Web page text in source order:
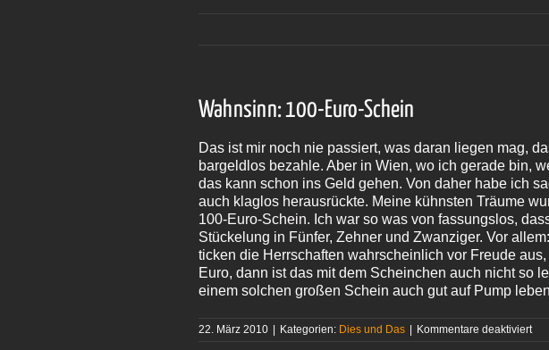
Wahnsinn: 100-Euro-Schein
Das ist mir noch nie passiert, was daran liegen mag,
bargeldlos bezahle. Aber in Wien, wo ich gerade bin,
das kann schon ins Geld gehen. Von daher habe ich
auch klaglos herausrückte. Meine kühnsten Träume
100-Euro-Schein. Ich war so was von fassungslos,
Stückelung in Fünfer, Zehner und Zwanziger. Vor
ticken die Herrschaften wahrscheinlich vor Freude
Euro, dann ist das mit dem Scheinchen auch nicht so
einem solchen großen Schein auch gut auf Pump
22. März 2010 | Kategorien: Dies und Das | Kommentare deaktiviertfür